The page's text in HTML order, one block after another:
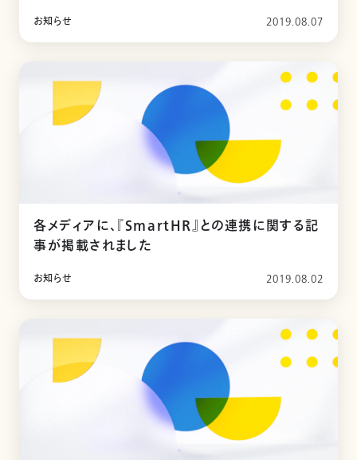
お知らせ 2019.08.07
各メディアに、『SmartHR』との連携に関する記
事が掲載されました
お知らせ 2019.08.02